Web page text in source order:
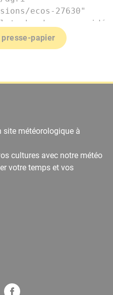
papier
site météorologique à
cultures avec notre météo
votre temps et vos